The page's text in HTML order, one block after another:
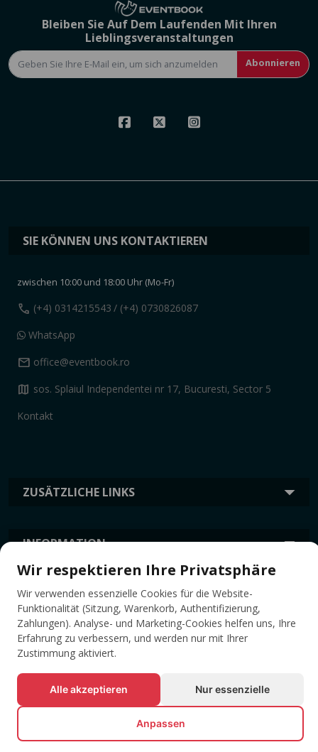
Bleiben Sie Auf Dem Laufenden Mit Ihren
Lieblingsveranstaltungen
Abonnieren
ZUSÄTZLICHE LINKS
INFORMATION
SIE KÖNNEN UNS KONTAKTIEREN
zwischen 10:00 und 18:00 Uhr (Mo-Fr)
call (+4) 0314215543 / (+4) 0730826087
WhatsApp
mail office@eventbook.ro
map sos. Splaiul Independentei nr 17, Bucuresti, Sector 5
Kontakt
TAGS
© Alle Rechte vorbehalten EVENTBOOK SRL.
Wir respektieren Ihre Privatsphäre
Wir verwenden essenzielle Cookies für die Website-
Funktionalität (Sitzung, Warenkorb, Authentifizierung,
Zahlungen). Analyse- und Marketing-Cookies helfen uns, Ihre
Erfahrung zu verbessern, und werden nur mit Ihrer
Zustimmung aktiviert.
Alle akzeptieren Nur essenzielle
Anpassen